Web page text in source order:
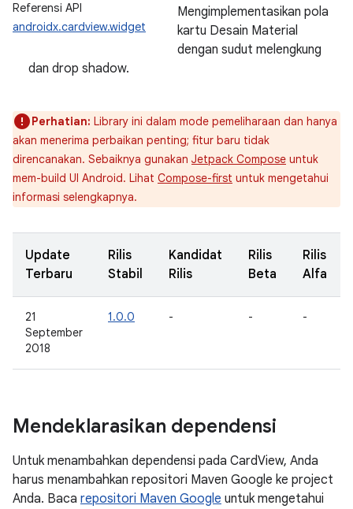
Referensi API
androidx.cardview.widget
Mengimplementasikan pola
kartu Desain Material
dengan sudut melengkung
dan drop shadow.
Perhatian: Library ini dalam mode pemeliharaan dan hanya
akan menerima perbaikan penting; fitur baru tidak
direncanakan. Sebaiknya gunakan Jetpack Compose untuk
mem-build UI Android. Lihat Compose-first untuk mengetahui
informasi selengkapnya.
Update
Terbaru
Rilis
Stabil
Kandidat
Rilis
Rilis
Beta
Rilis
Alfa
21
September
2018
1.0.0 - - -
Mendeklarasikan dependensi
Untuk menambahkan dependensi pada CardView, Anda
harus menambahkan repositori Maven Google ke project
Anda. Baca repositori Maven Google untuk mengetahui